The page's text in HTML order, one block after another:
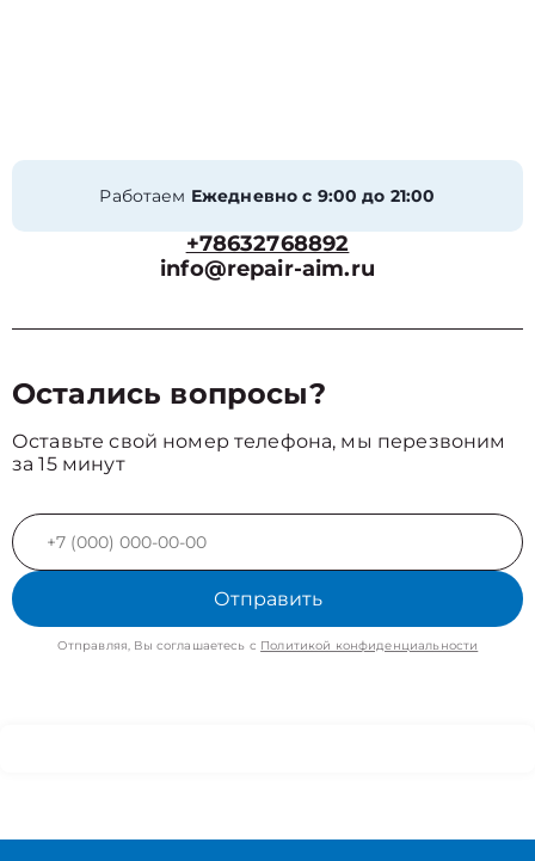
Работаем Ежедневно с 9:00 до 21:00
+78632768892
info@repair-aim.ru
Остались вопросы?
Оставьте свой номер телефона, мы перезвоним
за 15 минут
Отправить
Отправляя, Вы соглашаетесь с Политикой конфиденциальности